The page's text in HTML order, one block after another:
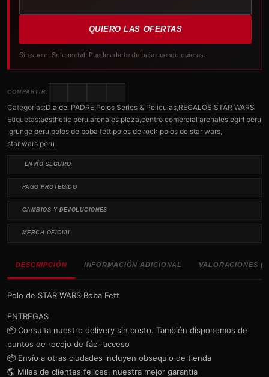
QUIERO LAS OFERTAS
Sin spam. Solo metal. Puedes darte de baja cuando quieras.
COMPARTIR:
Categorías:Dia del PADRE Polos Series & Peliculas REGALOS STAR WARS
Etiquetas:aesthetic peru arenales plaza centro comercial arenales egirl peru
grunge peru polos de boba fett polos de rock polos de star wars
star wars peru
ENVÍO SEGURO
PAGO PROTEGIDO
CAMBIOS Y DEVOLUCIONES
MERCH OFICIAL
DESCRIPCIÓN INFORMACIÓN ADICIONAL VALORACIONES
Polo de STAR WARS Boba Fett
ENTREGAS
📦 Consulta nuestro delivery sin costo. También disponemos de
puntos de recojo de fácil acceso
📦 Envío a otras ciudades incluyen obsequio de tienda
🌎 Miles de clientes felices, nuestra mejor garantía